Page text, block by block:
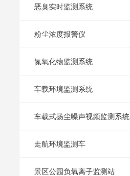
恶臭实时监测系统
粉尘浓度报警仪
氮氧化物监测系统
车载环境监测系统
车载式扬尘噪声视频监测系统
走航环境监测车
景区公园负氧离子监测站